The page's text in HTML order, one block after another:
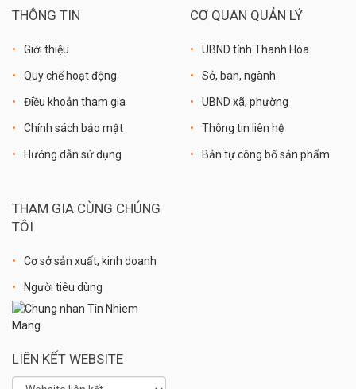
THÔNG TIN
Giới thiệu
Quy chế hoạt động
Điều khoản tham gia
Chính sách bảo mật
Hướng dẫn sử dụng
CƠ QUAN QUẢN LÝ
UBND tỉnh Thanh Hóa
Sở, ban, ngành
UBND xã, phường
Thông tin liên hệ
Bản tự công bố sản phẩm
THAM GIA CÙNG CHÚNG
TÔI
Cơ sở sản xuất, kinh doanh
Người tiêu dùng
LIÊN KẾT WEBSITE